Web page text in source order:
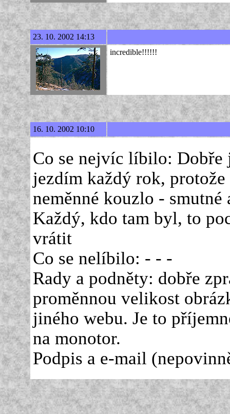
23. 10. 2002 14:13
incredible!!!!!!
16. 10. 2002 10:10
Co se nejvíc líbilo: Dobře
jezdím každý rok,
neměnné kouzlo - smutné
Každý, kdo tam byl, to
vrátit
Co se nelíbilo: - - -
Rady a podněty: dobře
proměnnou velikost
jiného webu. Je to
na monotor.
Podpis a e-mail